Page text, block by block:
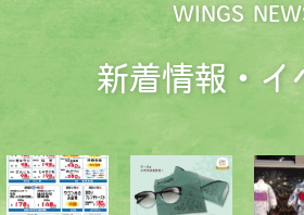
WINGS
新着情報・イ